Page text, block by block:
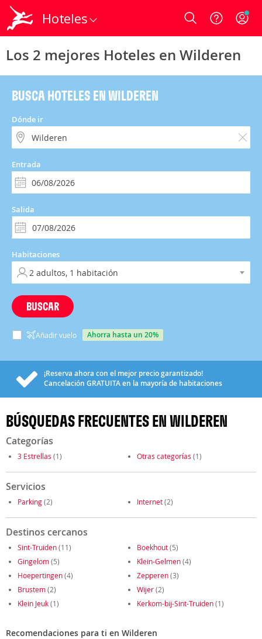
Hoteles Login
Los 2 mejores Hoteles en Wilderen
BUSCA HOTELES EN WILDEREN
Dónde ir
Entrada
Salida
Habitaciones
BUSCAR
Añadir vuelo ahorra hasta un 20%
¡Reserva ahora con el mejor precio garantizado!
Cancelación GRATUITAen la mayoría de habitaciones
BÚSQUEDAS FRECUENTES EN WILDEREN
Categorías
3 Estrellas (1) Otras categorías (1)
Servicios
Parking(2) Internet(2)
Destinos cercanos
Sint-Truiden(11) Boekhout(5)
Gingelom(5) Klein-Gelmen(4)
Hoepertingen(4) Zepperen(3)
Brustem(2) Wijer(2)
Klein Jeuk(1) Kerkom-bij-Sint-Truiden(1)
Recomendaciones para ti en Wilderen